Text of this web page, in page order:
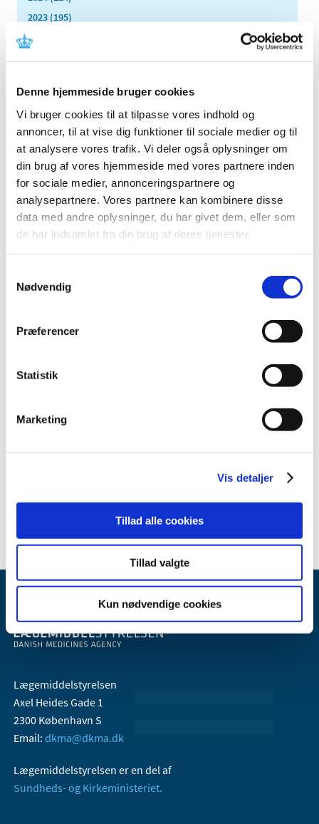
Denne hjemmeside bruger cookies
Vi bruger cookies til at tilpasse vores indhold og
annoncer, til at vise dig funktioner til sociale medier og til
at analysere vores trafik. Vi deler også oplysninger om
din brug af vores hjemmeside med vores partnere inden
for sociale medier, annonceringspartnere og
analysepartnere. Vores partnere kan kombinere disse
data med andre oplysninger, du har givet dem, eller som
de har indsamlet fra din brug af deres tjenester.
Nødvendig
Præferencer
Statistik
Marketing
Vis detaljer
Tillad alle cookies
Tillad valgte
Kun nødvendige cookies
2023 (195)
2022 (197)
2019 (159)
2018 (150)
2017 (167)
2016 (167)
2015 (33)
2014 (44)
2013 (49)
2012 (44)
2011 (13)
2009 (14)
november (1)
september (2)
april (2)
2005 (2)
Lægemiddelstyrelsen
Axel Heides Gade 1
2300 København S
Email: dkma@dkma.dk
Lægemiddelstyrelsen er en del af
Sundheds- og Kirkeministeriet.